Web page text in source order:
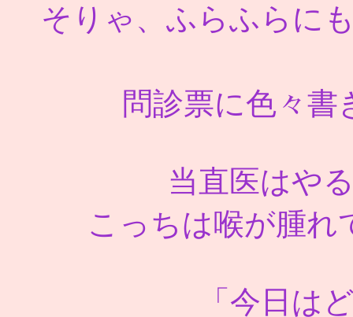
そりゃ、ふらふらに
問診票に色々
当直医はや
こっちは喉が腫
「今日は